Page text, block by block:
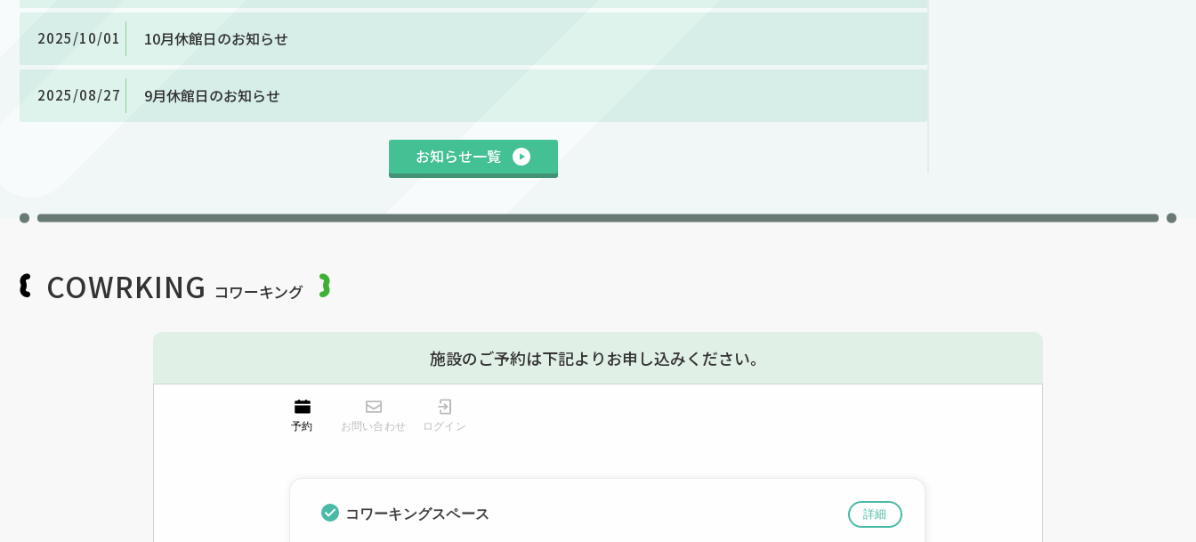
2025/10/01 10月休館日のお知らせ
2025/08/27 9月休館日のお知らせ
お知らせ一覧
COWRKING コワーキング
施設のご予約は下記よりお申し込みください。